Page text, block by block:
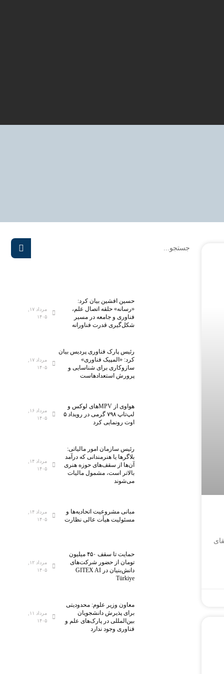
حسین افشین بیان کرد:
«رسانه» حلقه اتصال علم،
فناوری و جامعه در مسیر
شکل‌گیری قدرت فناورانه
۱۴۰۵
رئیس پارک فناوری پردیس بیان
کرد: «المپیک فناوری»
سازوکاری برای شناسایی و
پرورش استعدادهاست
۱۴۰۵
هواوی از MPVهای لوکس و
لپ‌تاپ ۷۹۸ گرمی در رویداد ۵
اوت رونمایی کرد
۱۴۰۵
رئیس سازمان امور مالیاتی:
بلاگر‌ها یا هنرمندانی که درآمد
آن‌ها از سقف‌های حوزه هنری
بالاتر است، مشمول مالیات
می‌شوند
۱۴۰۵
مبانی مشروعیت اتحادیه‌ها و
مسئولیت هیأت عالی نظارت
۱۴۰۵
حمایت تا سقف ۴۵۰ میلیون
تومان از حضور شرکت‌های
دانش‌بنیان در GITEX AI
Türkiye
۱۴۰۵
معاون وزیر علوم: محدودیتی
برای پذیرش دانشجویان
بین‌المللی در پارک‌های علم و
فناوری وجود ندارد
۱۴۰۵